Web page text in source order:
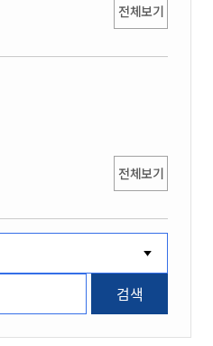
전체보기
전체보기
검색